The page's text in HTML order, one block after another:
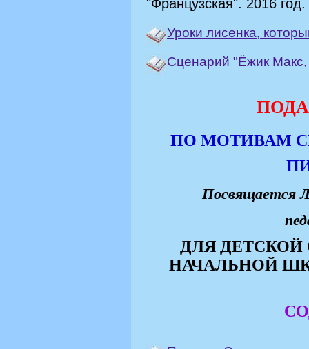
"Французская". 2016
Уроки лисенка,
Сценарий "Ёжик
ПО МОТИВАМ
Посвящается
ДЛЯ
НАЧАЛЬНОЙ